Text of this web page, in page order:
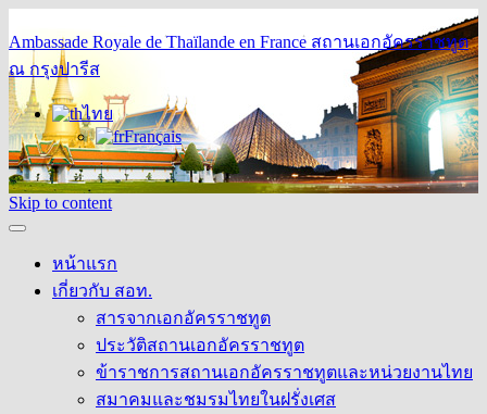
Ambassade Royale de Thaïlande en France สถานเอกอัครราชทูต
ณ กรุงปารีส
ไทย
Français
Skip to content
หน้าแรก
เกี่ยวกับ สอท.
สารจากเอกอัครราชทูต
ประวัติสถานเอกอัครราชทูต
ข้าราชการสถานเอกอัครราชทูตและหน่วยงานไทย
สมาคมและชมรมไทยในฝรั่งเศส